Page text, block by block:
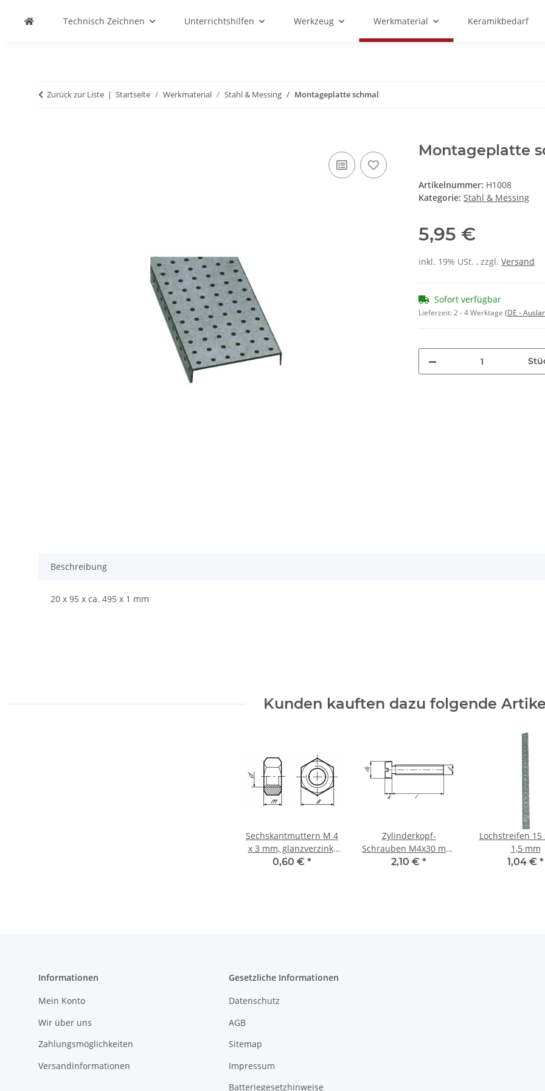
Technisch Zeichnen Unterrichtshilfen Werkzeug Werkmaterial Keramikbedarf
Zurück zur Liste Startseite Werkmaterial Stahl & Messing Montageplatte schmal
Montageplatte
Artikelnummer: H1008
Kategorie: Stahl & Messing
5,95 €
inkl. 19% USt. , zzgl. Versand
Sofort verfügbar
Lieferzeit:2 - 4 Werktage (DE -
Beschreibung
20 x 95 x ca. 495 x 1 mm
Kunden kauften dazu folgende
Sechskantmuttern M 4
x 3 mm, glanzverzinkt
100 St.
0,60 € *
Zylinderkopf-
Schrauben M4x30 mm,
glanzv., 100 St.
2,10 € *
Lochstreifen 15
1,5 mm
1,04 € *
Informationen
Mein Konto
Wir über uns
Zahlungsmöglichkeiten
Versandinformationen
Gesetzliche Informationen
Datenschutz
AGB
Sitemap
Impressum
Batteriegesetzhinweise